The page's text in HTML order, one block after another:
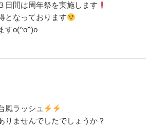
日間は周年祭を実施します
となっております
すo(^o^)o
風ラッシュ
りませんでしたでしょうか？